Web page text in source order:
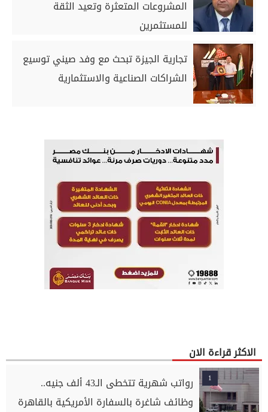
المشروعات المتعثرة وتعيد الثقة
للمستثمرين
تجارية الجيزة تبحث مع وفد صيني توسيع
الشراكات الصناعية والاستثمارية
الاكثر قراءة الان
1
رواتب شهرية تتخطى الـ43 ألف جنيه..
وظائف شاغرة بالسفارة الأمريكية بالقاهرة